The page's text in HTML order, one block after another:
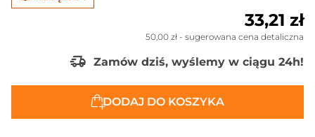
33,21 zł
50,00 zł - sugerowana cena detaliczna
Zamów dziś, wyślemy w ciągu 24h!
DODAJ DO KOSZYKA